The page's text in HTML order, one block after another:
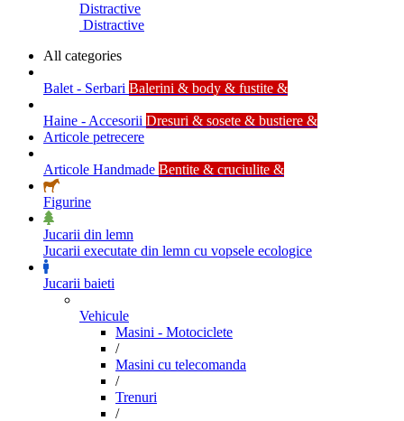
Distractive
Distractive
All categories
Balet - Serbari Balerini & body & fustite &
Haine - Accesorii Dresuri & sosete & bustiere &
Articole petrecere
Articole Handmade Bentite & cruciulite &
Figurine
Jucarii din lemn
Jucarii executate din lemn cu vopsele ecologice
Jucarii baieti
Vehicule
Masini - Motociclete
/
Masini cu telecomanda
/
Trenuri
/